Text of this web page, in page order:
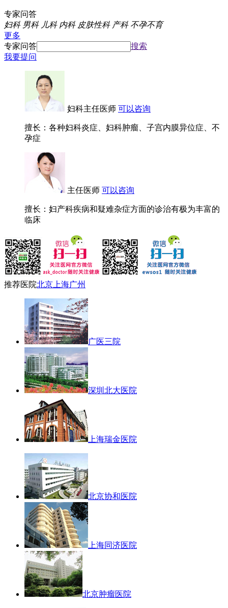
专家问答
妇科 男科 儿科 内科 皮肤性科 产科 不孕不育
更多
专家问答
搜索
我要提问
妇科主任医师 可以咨询
擅长：各种妇科炎症、妇科肿瘤、子宫内膜异位症、不
孕症
主任医师 可以咨询
擅长：妇产科疾病和疑难杂症方面的诊治有极为丰富的
临床
推荐医院北京 上海广州
广医三院
深圳北大医院
上海瑞金医院
北京协和医院
上海同济医院
北京肿瘤医院